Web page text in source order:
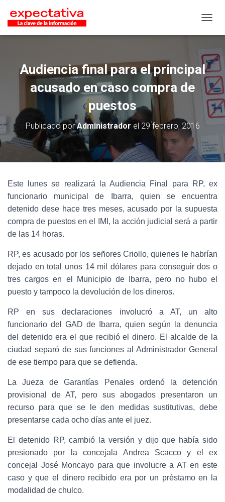
Audiencia final para el principal
acusado en caso compra de
puestos
Publicado porAdministrador el 29 febrero, 2016
Este lunes se realizará la Audiencia Final para RP, ex
funcionario municipal de Ibarra, quien se encuentra
detenido dese hace tres meses, acusado por la supuesta
compra de puestos en el IMI, la acción judicial será a partir
de las 14 horas.
RP, es acusado por los señores Criollo, quienes le habrían
dejado en total unos 14 mil dólares para conseguir dos o
tres cargos en el Municipio de Ibarra, pero no hubo el
puesto y tampoco la devolución de los dineros.
RP en sus declaraciones involucró a AT, un alto
funcionario del GAD de Ibarra, quien según la denuncia
del detenido era el que recibió el dinero. El alcalde de la
ciudad separó de sus funciones al Administrador General
de ese tiempo para que se defienda.
La Jueza de Garantías Penales ordenó la detención
provisional de AT, pero sus abogados presentaron un
recurso para que se le den medidas sustitutivas, debe
presentarse cada ocho días ante el juez.
El detenido RP, cambió la versión y dijo que había sido
presionado por la concejala Andrea Scacco y el ex
concejal José Moncayo para que involucre a AT en este
caso y que el dinero recibido era por un préstamo en la
modalidad de chulco.